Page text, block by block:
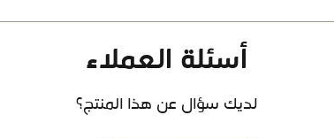
أسئلة العملاء
لديك سؤال عن هذا المنتج؟